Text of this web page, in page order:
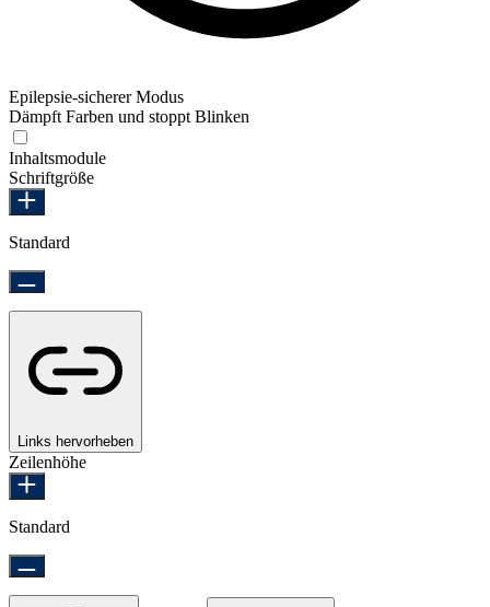
Epilepsie-sicherer Modus
Dämpft Farben und stoppt Blinken
Inhaltsmodule
Schriftgröße
Standard
Links hervorheben
Zeilenhöhe
Standard